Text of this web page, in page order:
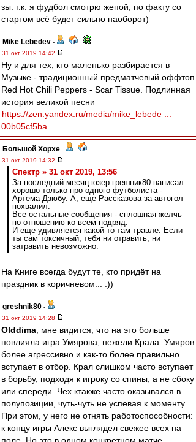
зы. т.к. я фудбол смотрю жепой, по факту со
стартом всё будет сильно наоборот)
Mike Lebedev -
31 окт 2019 14:42
Ну и для тех, кто маленько разбирается в
Музыке - традиционный предматчевый оффтоп
Red Hot Chili Peppers - Scar Tissue. Подлинная
история великой песни
https://zen.yandex.ru/media/mike_lebede ...
00b05cf5ba
Большой Хорхе -
31 окт 2019 14:32
Спектр » 31 окт 2019, 13:56
За последний месяц юзер грешник80 написал
хорошо только про одного футболиста -
Артема Дзюбу. А, еще Рассказова за автогол
похвалил.
Все остальные сообщения - сплошная желчь
по отношению ко всем подряд.
И еще удивляется какой-то там травле. Если
ты сам токсичный, тебя ни отравить, ни
затравить невозможно.
На Книге всегда будут те, кто придёт на
праздник в коричневом... :))
greshnik80 -
31 окт 2019 14:28
Olddima , мне видится, что на это больше
повлияла игра Умярова, нежели Крала. Умяров
более агрессивно и как-то более правильно
вступает в отбор. Крал слишком часто вступает
в борьбу, подходя к игроку со спины, а не сбоку
или спереди. Чех ктакже часто оказывался в
полупозиции, чуть-чуть не успевая к моменту.
При этом, у него не отнять работоспособности:
к концу игры Алекс выглядел свежее всех на